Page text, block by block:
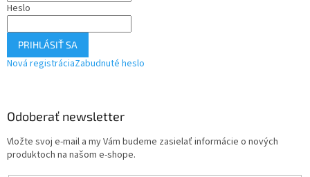
Heslo
PRIHLÁSIŤ SA
Nová registráciaZabudnuté heslo
Odoberať newsletter
Vložte svoj e-mail a my Vám budeme zasielať informácie o nových
produktoch na našom e-shope.